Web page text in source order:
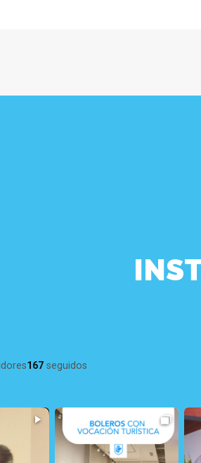
167 seguidos